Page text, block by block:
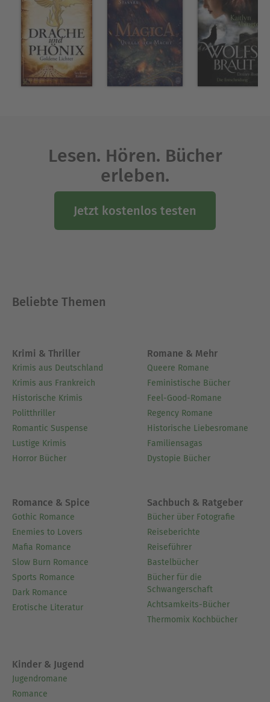
Lesen. Hören. Bücher
erleben.
Jetzt kostenlos testen
Beliebte Themen
Krimi & Thriller
Krimis aus Deutschland
Krimis aus Frankreich
Historische Krimis
Politthriller
Romantic Suspense
Lustige Krimis
Horror Bücher
Romane & Mehr
Queere Romane
Feministische Bücher
Feel-Good-Romane
Regency Romane
Historische Liebesromane
Familiensagas
Dystopie Bücher
Romance & Spice
Gothic Romance
Enemies to Lovers
Mafia Romance
Slow Burn Romance
Sports Romance
Dark Romance
Erotische Literatur
Sachbuch & Ratgeber
Bücher über Fotografie
Reiseberichte
Reiseführer
Bastelbücher
Bücher für die
Schwangerschaft
Achtsamkeits-Bücher
Thermomix Kochbücher
Kinder & Jugend
Jugendromane
Romance